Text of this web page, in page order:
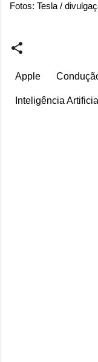
Fotos: Tesla /
Apple
Inteligência Artificial